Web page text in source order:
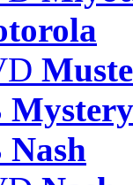
Mystery
Nash